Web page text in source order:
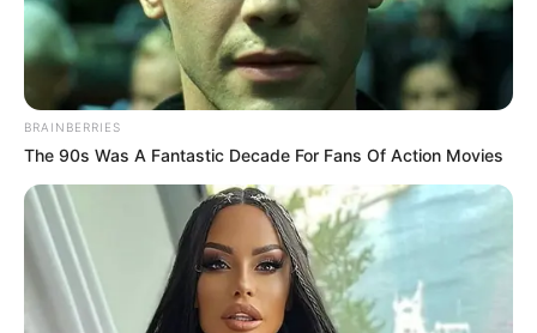
BRAINBERRIES
The 90s Was A Fantastic Decade For Fans Of Action Movies